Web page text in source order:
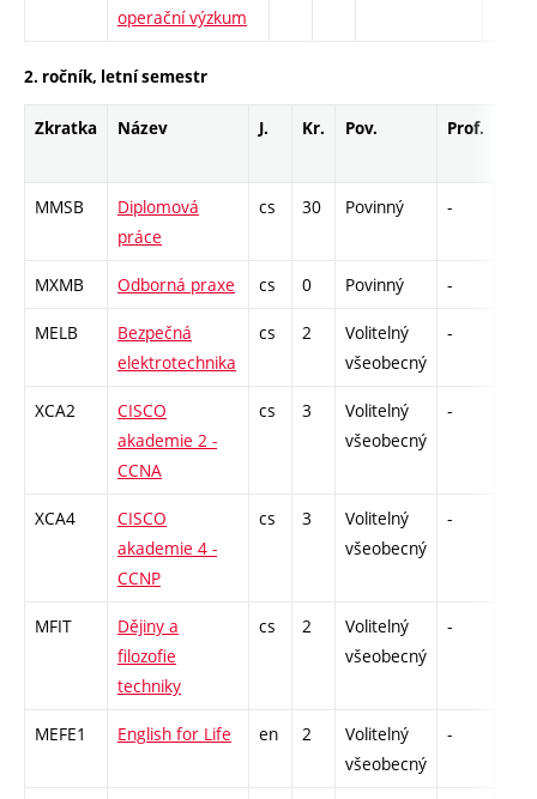
operační výzkum
2. ročník, letní semestr
Zkratka Název J. Kr. Pov. Prof.
MMSB
Diplomová
práce
cs 30 Povinný -
MXMB Odborná praxe cs 0 Povinný -
MELB
Bezpečná
elektrotechnika
cs 2
Volitelný
všeobecný
-
XCA2
CISCO
akademie 2 -
CCNA
cs 3
Volitelný
všeobecný
-
XCA4
CISCO
akademie 4 -
CCNP
cs 3
Volitelný
všeobecný
-
MFIT
Dějiny a
filozofie
techniky
cs 2
Volitelný
všeobecný
-
MEFE1 English for Life en 2
Volitelný
všeobecný
-